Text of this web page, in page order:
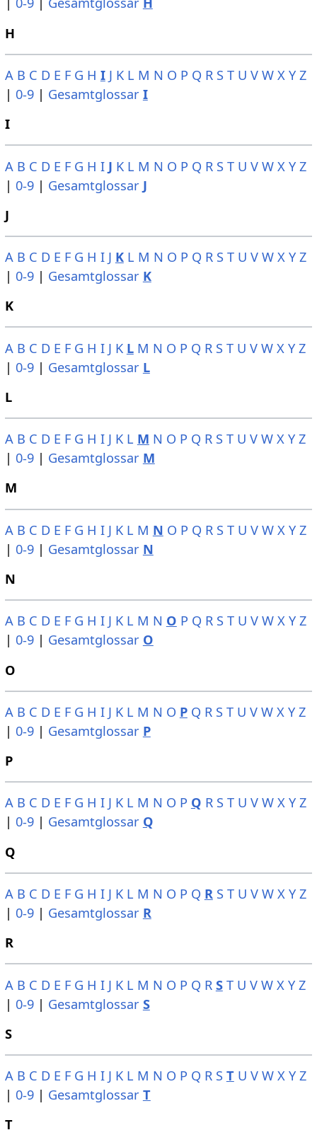
H
A B C D E F G H I J K L M N O P Q R S T U V W X Y Z
| 0-9| Gesamtglossar I
I
A B C D E F G H I J K L M N O P Q R S T U V W X Y Z
| 0-9| Gesamtglossar J
J
A B C D E F G H I J K L M N O P Q R S T U V W X Y Z
| 0-9| Gesamtglossar K
K
A B C D E F G H I J K L M N O P Q R S T U V W X Y Z
| 0-9| Gesamtglossar L
L
A B C D E F G H I J K L M N O P Q R S T U V W X Y Z
| 0-9| Gesamtglossar M
M
A B C D E F G H I J K L M N O P Q R S T U V W X Y Z
| 0-9| Gesamtglossar N
N
A B C D E F G H I J K L M N O P Q R S T U V W X Y Z
| 0-9| Gesamtglossar O
O
A B C D E F G H I J K L M N O P Q R S T U V W X Y Z
| 0-9| Gesamtglossar P
P
A B C D E F G H I J K L M N O P Q R S T U V W X Y Z
| 0-9| Gesamtglossar Q
Q
A B C D E F G H I J K L M N O P Q R S T U V W X Y Z
| 0-9| Gesamtglossar R
R
A B C D E F G H I J K L M N O P Q R S T U V W X Y Z
| 0-9| Gesamtglossar S
S
A B C D E F G H I J K L M N O P Q R S T U V W X Y Z
| 0-9| Gesamtglossar T
T